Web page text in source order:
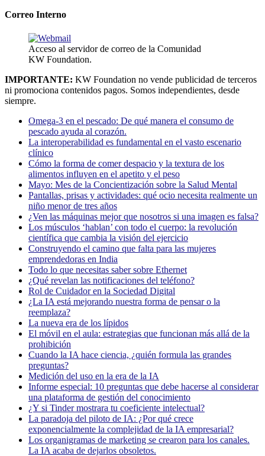
Correo Interno
Acceso al servidor de correo de la Comunidad
KW Foundation.
IMPORTANTE: KW Foundation no vende publicidad de terceros
ni promociona contenidos pagos. Somos independientes, desde
siempre.
Omega-3 en el pescado: De qué manera el consumo de
pescado ayuda al corazón.
La interoperabilidad es fundamental en el vasto escenario
clínico
Cómo la forma de comer despacio y la textura de los
alimentos influyen en el apetito y el peso
Mayo: Mes de la Concientización sobre la Salud Mental
Pantallas, prisas y actividades: qué ocio necesita realmente un
niño menor de tres años
¿Ven las máquinas mejor que nosotros si una imagen es falsa?
Los músculos ‘hablan’ con todo el cuerpo: la revolución
científica que cambia la visión del ejercicio
Construyendo el camino que falta para las mujeres
emprendedoras en India
Todo lo que necesitas saber sobre Ethernet
¿Qué revelan las notificaciones del teléfono?
Rol de Cuidador en la Sociedad Digital
¿La IA está mejorando nuestra forma de pensar o la
reemplaza?
La nueva era de los lípidos
El móvil en el aula: estrategias que funcionan más allá de la
prohibición
Cuando la IA hace ciencia, ¿quién formula las grandes
preguntas?
Medición del uso en la era de la IA
Informe especial: 10 preguntas que debe hacerse al considerar
una plataforma de gestión del conocimiento
¿Y si Tinder mostrara tu coeficiente intelectual?
La paradoja del piloto de IA: ¿Por qué crece
exponencialmente la complejidad de la IA empresarial?
Los organigramas de marketing se crearon para los canales.
La IA acaba de dejarlos obsoletos.